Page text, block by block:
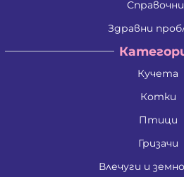
Здравни
Кучета
Котки
Птици
Гризачи
Влечуги и